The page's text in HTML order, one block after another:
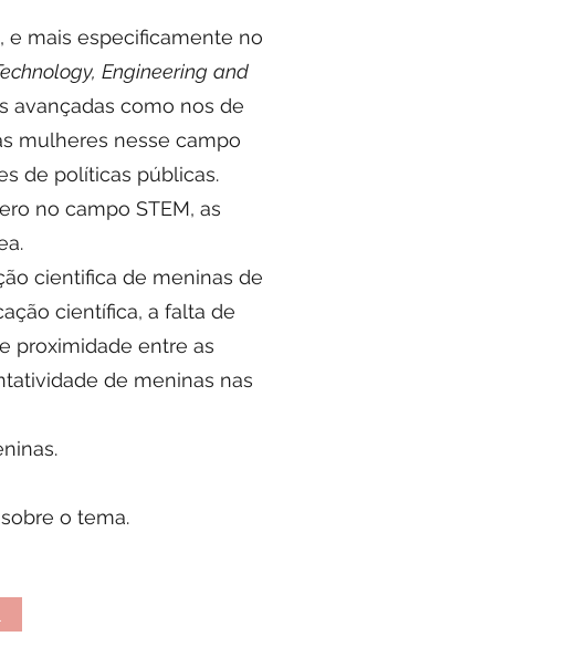
e mais especificamente no
Engineering and
avançadas como nos de
mulheres nesse campo
de políticas públicas.
no campo STEM, as
cientifica de meninas de
científica, a falta de
proximidade entre as
de meninas nas
o tema.